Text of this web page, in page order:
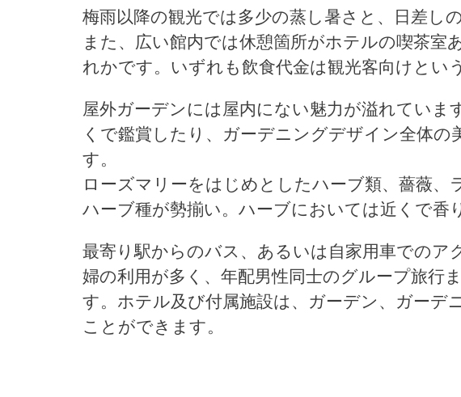
梅雨以降の観光では多少の蒸し暑さと、日差し
また、広い館内では休憩箇所がホテルの喫茶
れかです。いずれも飲食代金は観光客向けとい
屋外ガーデンには屋内にない魅力が溢れていま
くで鑑賞したり、ガーデニングデザイン全体の
す。
ローズマリーをはじめとしたハーブ類、薔薇
ハーブ種が勢揃い。ハーブにおいては近くで香
最寄り駅からのバス、あるいは自家用車でのア
婦の利用が多く、年配男性同士のグループ旅行
す。ホテル及び付属施設は、ガーデン、ガーデ
ことができます。